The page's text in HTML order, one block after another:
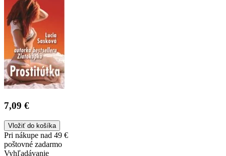
7,09 €
Vložiť do košíka
Pri nákupe nad 49 €
poštovné zadarmo
Vyhľadávanie